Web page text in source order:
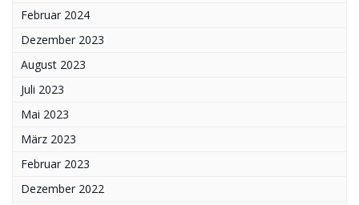
Februar 2024
Dezember 2023
August 2023
Juli 2023
Mai 2023
März 2023
Februar 2023
Dezember 2022